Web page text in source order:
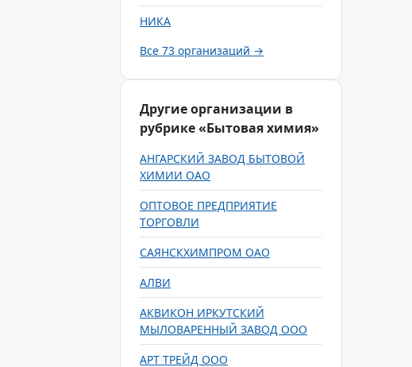
НИКА
Все 73 организаций →
Другие организации в
рубрике «Бытовая химия»
АНГАРСКИЙ ЗАВОД БЫТОВОЙ
ХИМИИ ОАО
ОПТОВОЕ ПРЕДПРИЯТИЕ
ТОРГОВЛИ
САЯНСКХИМПРОМ ОАО
АЛВИ
АКВИКОН ИРКУТСКИЙ
МЫЛОВАРЕННЫЙ ЗАВОД ООО
АРТ ТРЕЙД ООО